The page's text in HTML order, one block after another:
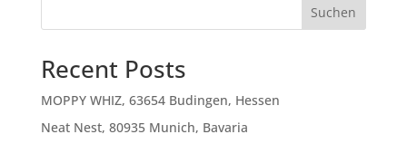
Suchen
Recent Posts
MOPPY WHIZ, 63654 Budingen, Hessen
Neat Nest, 80935 Munich, Bavaria